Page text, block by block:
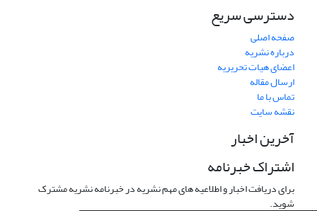
دسترسی سریع
صفحه اصلی
درباره نشریه
اعضای هیات تحریریه
ارسال مقاله
تماس با ما
نقشه سایت
آخرین اخبار
اشتراک خبرنامه
برای دریافت اخبار و اطلاعیه های مهم نشریه در خبرنامه نشریه مشترک
شوید.